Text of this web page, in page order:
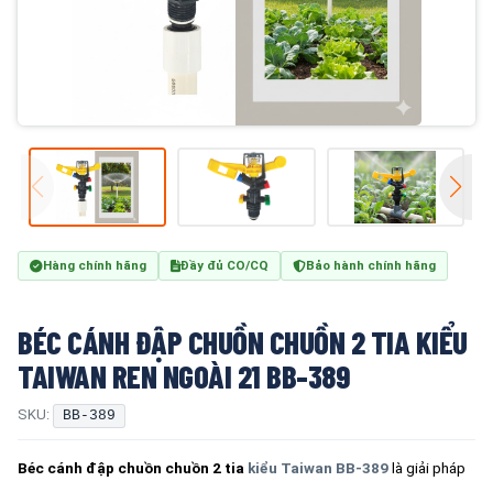
Hàng chính hãng Đầy đủ CO/CQ Bảo hành chính hãng
BÉC CÁNH ĐẬP CHUỒN CHUỒN 2 TIA KIỂU
TAIWAN REN NGOÀI 21 BB-389
SKU: BB-389
Béc cánh đập chuồn chuồn 2 tia kiểu Taiwan BB-389là giải pháp